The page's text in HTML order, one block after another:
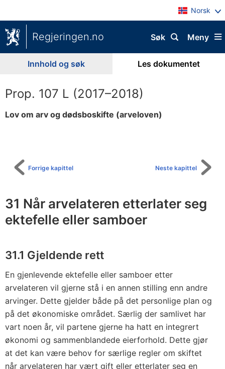
Norsk
Regjeringen.no Meny
Søk
Innhold og søk Les dokumentet
Prop. 107 L (2017–2018)
Lov om arv og dødsboskifte (arveloven)
Neste kapittel
Forrige kapittel
31 Når arvelateren etterlater seg
ektefelle eller samboer
31.1 Gjeldende rett
En gjenlevende ektefelle eller samboer etter
arvelateren vil gjerne stå i en annen stilling enn andre
arvinger. Dette gjelder både på det personlige plan og
på det økonomiske området. Særlig der samlivet har
vart noen år, vil partene gjerne ha hatt en integrert
økonomi og sammenblandede eierforhold. Dette gjør
at det kan være behov for særlige regler om skiftet
når arvelateren har vært gift eller etterlater seg en